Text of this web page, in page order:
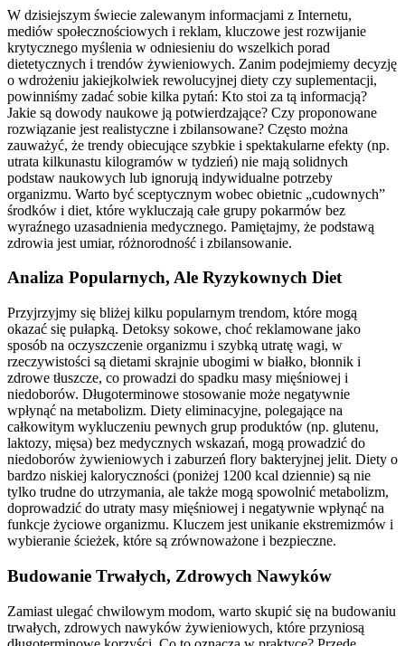
W dzisiejszym świecie zalewanym informacjami z Internetu,
mediów społecznościowych i reklam, kluczowe jest rozwijanie
krytycznego myślenia w odniesieniu do wszelkich porad
dietetycznych i trendów żywieniowych. Zanim podejmiemy decyzję
o wdrożeniu jakiejkolwiek rewolucyjnej diety czy suplementacji,
powinniśmy zadać sobie kilka pytań: Kto stoi za tą informacją?
Jakie są dowody naukowe ją potwierdzające? Czy proponowane
rozwiązanie jest realistyczne i zbilansowane? Często można
zauważyć, że trendy obiecujące szybkie i spektakularne efekty (np.
utrata kilkunastu kilogramów w tydzień) nie mają solidnych
podstaw naukowych lub ignorują indywidualne potrzeby
organizmu. Warto być sceptycznym wobec obietnic „cudownych”
środków i diet, które wykluczają całe grupy pokarmów bez
wyraźnego uzasadnienia medycznego. Pamiętajmy, że podstawą
zdrowia jest umiar, różnorodność i zbilansowanie.
Analiza Popularnych, Ale Ryzykownych Diet
Przyjrzyjmy się bliżej kilku popularnym trendom, które mogą
okazać się pułapką. Detoksy sokowe, choć reklamowane jako
sposób na oczyszczenie organizmu i szybką utratę wagi, w
rzeczywistości są dietami skrajnie ubogimi w białko, błonnik i
zdrowe tłuszcze, co prowadzi do spadku masy mięśniowej i
niedoborów. Długoterminowe stosowanie może negatywnie
wpłynąć na metabolizm. Diety eliminacyjne, polegające na
całkowitym wykluczeniu pewnych grup produktów (np. glutenu,
laktozy, mięsa) bez medycznych wskazań, mogą prowadzić do
niedoborów żywieniowych i zaburzeń flory bakteryjnej jelit. Diety o
bardzo niskiej kaloryczności (poniżej 1200 kcal dziennie) są nie
tylko trudne do utrzymania, ale także mogą spowolnić metabolizm,
doprowadzić do utraty masy mięśniowej i negatywnie wpłynąć na
funkcje życiowe organizmu. Kluczem jest unikanie ekstremizmów i
wybieranie ścieżek, które są zrównoważone i bezpieczne.
Budowanie Trwałych, Zdrowych Nawyków
Zamiast ulegać chwilowym modom, warto skupić się na budowaniu
trwałych, zdrowych nawyków żywieniowych, które przyniosą